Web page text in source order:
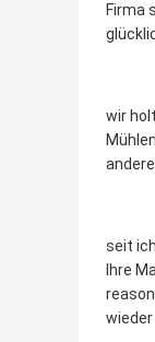
Firma
wir
seit
Ihre
wieder